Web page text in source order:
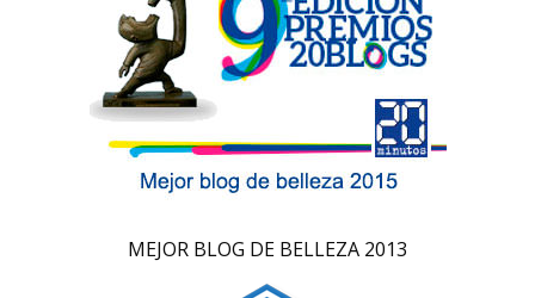
MEJOR BLOG DE BELLEZA 2013